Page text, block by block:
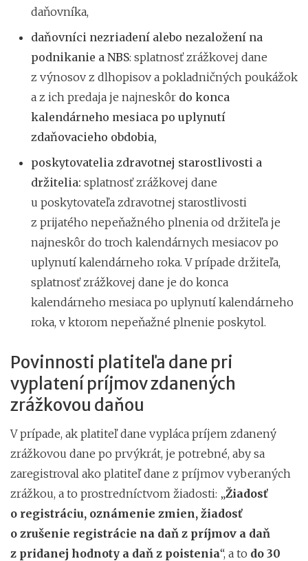
daňovníka,
daňovníci nezriadení alebo nezaložení na
podnikanie a NBS: splatnosť zrážkovej dane
z výnosov z dlhopisov a pokladničných poukážok
a z ich predaja je najneskôr do konca
kalendárneho mesiaca po uplynutí
zdaňovacieho obdobia,
poskytovatelia zdravotnej starostlivosti a
držitelia: splatnosť zrážkovej dane
u poskytovateľa zdravotnej starostlivosti
z prijatého nepeňažného plnenia od držiteľa je
najneskôr do troch kalendárnych mesiacov po
uplynutí kalendárneho roka. V prípade držiteľa,
splatnosť zrážkovej dane je do konca
kalendárneho mesiaca po uplynutí kalendárneho
roka, v ktorom nepeňažné plnenie poskytol.
Povinnosti platiteľa dane pri
vyplatení príjmov zdanených
zrážkovou daňou
V prípade, ak platiteľ dane vypláca príjem zdanený
zrážkovou dane po prvýkrát, je potrebné, aby sa
zaregistroval ako platiteľ dane z príjmov vyberaných
zrážkou, a to prostredníctvom žiadosti: „Žiadosť
o registráciu, oznámenie zmien, žiadosť
o zrušenie registrácie na daň z príjmov a daň
z pridanej hodnoty a daň z poistenia“, a to do 30